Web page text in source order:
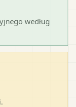
według
.